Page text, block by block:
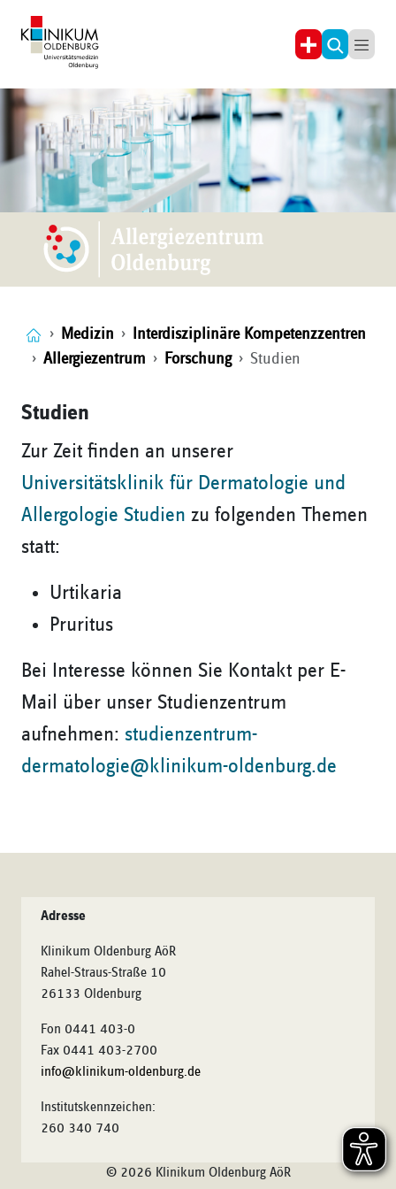
Medizin
Interdisziplinäre Kompetenzzentren
Allergiezentrum
Forschung Studien
Studien
Zur Zeit finden an unserer
Universitätsklinik für Dermatologie und
Allergologie Studien zu folgenden Themen
statt:
Urtikaria
Pruritus
Bei Interesse können Sie Kontakt per E-
Mail über unser Studienzentrum
aufnehmen: studienzentrum-
dermatologie@klinikum-oldenburg.de
Adresse
Klinikum Oldenburg AöR
Rahel-Straus-Straße 10
26133 Oldenburg
Fon 0441 403-0
Fax 0441 403-2700
info@klinikum-oldenburg.de
Institutskennzeichen:
260 340 740
© 2026 Klinikum Oldenburg AöR